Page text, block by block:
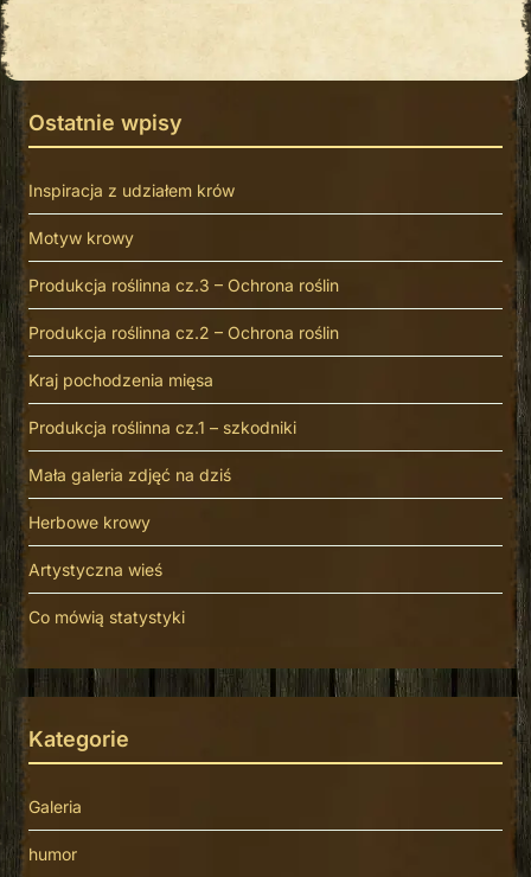
Ostatnie wpisy
Inspiracja z udziałem krów
Motyw krowy
Produkcja roślinna cz.3 – Ochrona roślin
Produkcja roślinna cz.2 – Ochrona roślin
Kraj pochodzenia mięsa
Produkcja roślinna cz.1 – szkodniki
Mała galeria zdjęć na dziś
Herbowe krowy
Artystyczna wieś
Co mówią statystyki
Kategorie
Galeria
humor